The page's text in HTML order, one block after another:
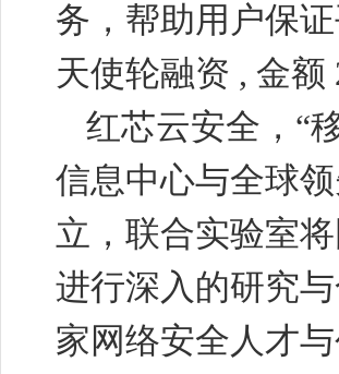
务，帮助用户保
天使轮融资 , 金额
红芯云安全，“
信息中心与全球
立，联合实验室
进行深入的研究
家网络安全人才